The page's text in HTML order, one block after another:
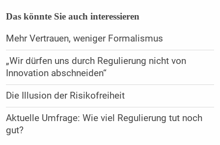
Das könnte Sie auch interessieren
Mehr Vertrauen, weniger Formalismus
„Wir dürfen uns durch Regulierung nicht von
Innovation abschneiden“
Die Illusion der Risikofreiheit
Aktuelle Umfrage: Wie viel Regulierung tut noch
gut?